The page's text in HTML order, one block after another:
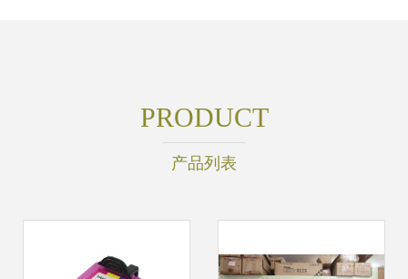
PRODUCT
产品列表